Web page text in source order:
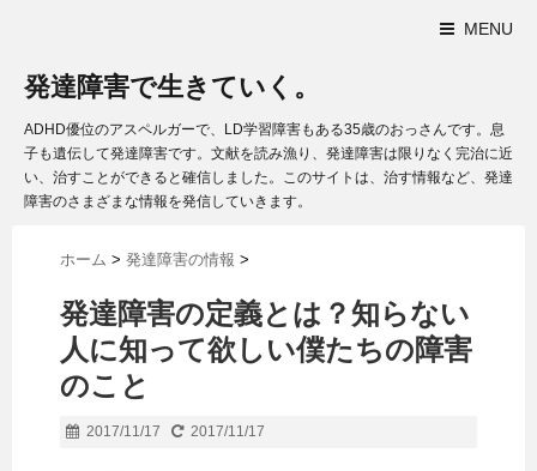
MENU
発達障害で生きていく。
ADHD優位のアスペルガーで、LD学習障害もある35歳のおっさんです。息
子も遺伝して発達障害です。文献を読み漁り、発達障害は限りなく完治に近
い、治すことができると確信しました。このサイトは、治す情報など、発達
障害のさまざまな情報を発信していきます。
ホーム > 発達障害の情報 >
発達障害の定義とは？知らない
人に知って欲しい僕たちの障害
のこと
2017/11/17 2017/11/17